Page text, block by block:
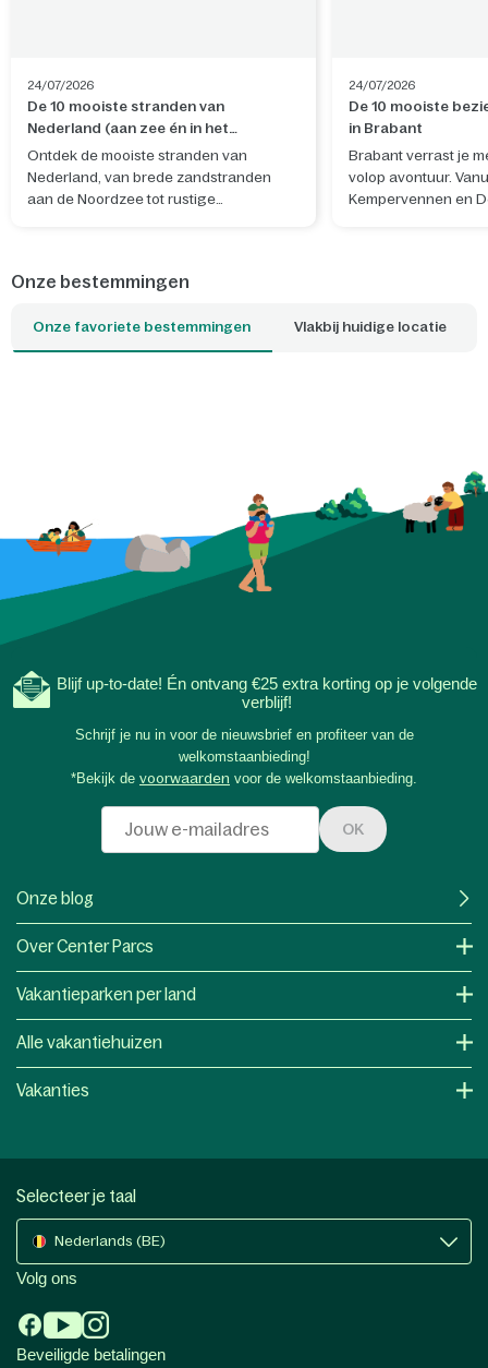
24/07/2026
De 10 mooiste stranden van
Nederland (aan zee én in het
binnenland)
Ontdek de mooiste stranden van
Nederland, van brede zandstranden
aan de Noordzee tot rustige
met je gezin: er is altijd een strand dat bij
Parcs-park dichtbij begint je
strandgevoel al zodra je de deur van je
24/07/2026
De 10 mooiste
in Brabant
Brabant verrast je
volop avontuur.
Kempervennen en
Onze bestemmingen
Onze favoriete bestemmingen Vlakbij huidige locatie
Blijf up-to-date! Én ontvang €25 extra korting op je volgende
verblijf!
Schrijf je nu in voor de nieuwsbrief en profiteer van de
welkomstaanbieding!
*Bekijk de voorwaarden voor de welkomstaanbieding.
OK
Onze blog
Over Center Parcs
Vakantieparken per land
Alle vakantiehuizen
Vakanties
Selecteer je taal
Nederlands (BE)
Volg ons
Beveiligde betalingen